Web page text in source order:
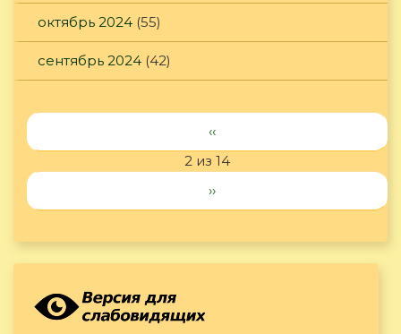
октябрь 2024 (55)
сентябрь 2024 (42)
‹‹
2 из 14
››